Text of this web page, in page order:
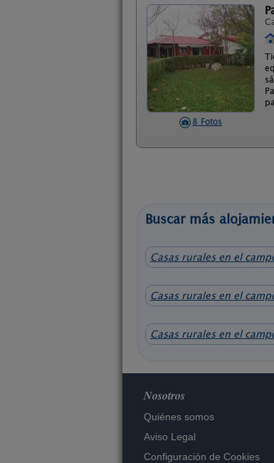
8 Fotos
Buscar más
Casas rurales en el
Casas rurales en el
Casas rurales en el
Nosotros
Quiénes somos
Aviso Legal
Configuración de Cookies